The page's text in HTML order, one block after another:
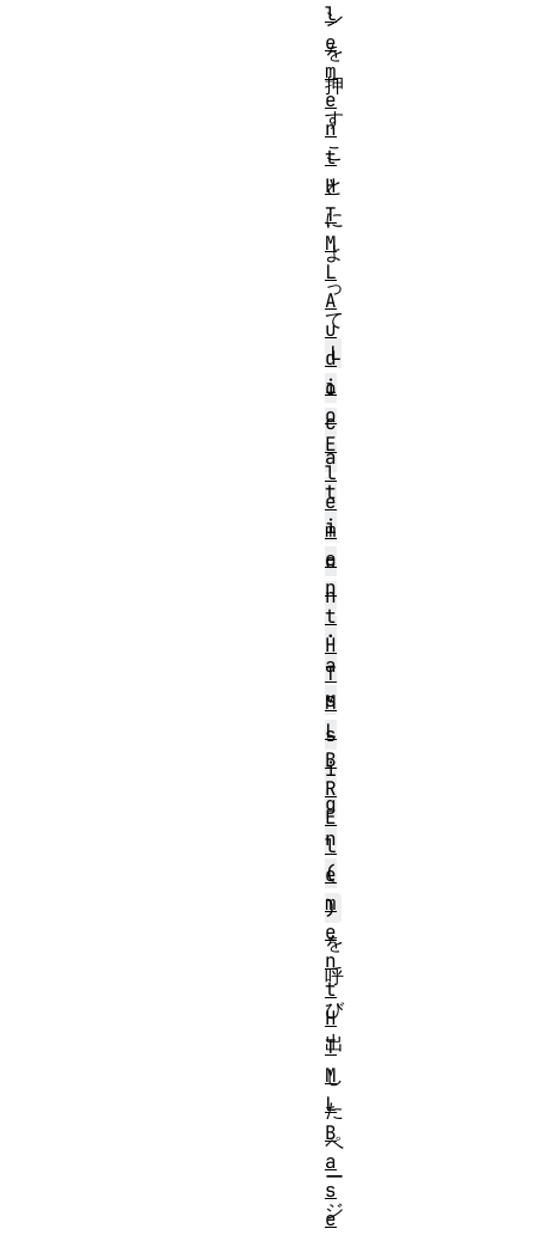
ン
を
押
す
こ
と
に
よ
っ
て
L
o
c
a
t
i
o
n
.
a
s
s
i
g
n
(
)
を
呼
び
出
し
た
ペ
ー
ジ
l
e
m
e
n
t
H
T
M
L
A
u
d
i
o
E
l
e
m
e
n
t
H
T
M
L
B
R
E
l
e
m
e
n
t
H
T
M
L
B
a
s
e